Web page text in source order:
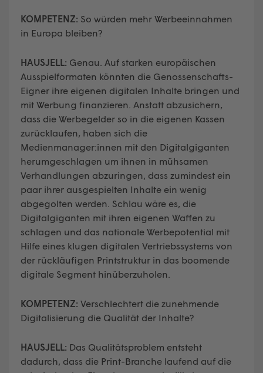
KOMPETENZ: So würden mehr Werbeeinnahmen
in Europa bleiben?
HAUSJELL: Genau. Auf starken europäischen
Ausspielformaten könnten die Genossenschafts-
Eigner ihre eigenen digitalen Inhalte bringen und
mit Werbung finanzieren. Anstatt abzusichern,
dass die Werbegelder so in die eigenen Kassen
zurücklaufen, haben sich die
Medienmanager:innen mit den Digitalgiganten
herumgeschlagen um ihnen in mühsamen
Verhandlungen abzuringen, dass zumindest ein
paar ihrer ausgespielten Inhalte ein wenig
abgegolten werden. Schlau wäre es, die
Digitalgiganten mit ihren eigenen Waffen zu
schlagen und das nationale Werbepotential mit
Hilfe eines klugen digitalen Vertriebssystems von
der rückläufigen Printstruktur in das boomende
digitale Segment hinüberzuholen.
KOMPETENZ: Verschlechtert die zunehmende
Digitalisierung die Qualität der Inhalte?
HAUSJELL: Das Qualitätsproblem entsteht
dadurch, dass die Print-Branche laufend auf die